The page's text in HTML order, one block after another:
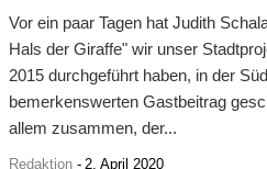
Vor ein paar Tagen hat Judith
Hals der Giraffe" wir unser
2015 durchgeführt haben, in der
bemerkenswerten Gastbeitrag
allem zusammen, der...
Redaktion - 2. April 2020